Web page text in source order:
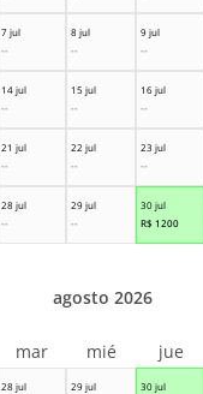
7 jul
--
8 jul
--
9 jul
--
14 jul
--
15 jul
--
16 jul
--
21 jul
--
22 jul
--
23 jul
--
28 jul
--
29 jul
--
30 jul
R$ 1200
28 jul
29 jul
30 jul
agosto 2026
mar mié jue